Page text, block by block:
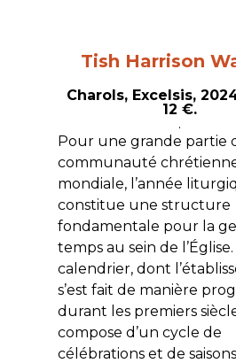
Tish Harrison
Charols, Excelsis,
12 €.
.
Pour une grande partie
communauté
mondiale, l’année
constitue une structure
fondamentale pour la
temps au sein de l’Église.
calendrier, dont
s’est fait de manière
durant les premiers
compose d’un cycle de
célébrations et de